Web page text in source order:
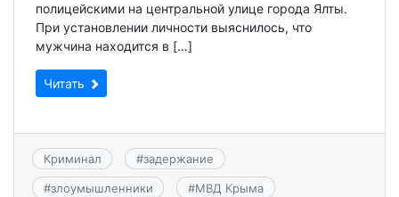
полицейскими на центральной улице города Ялты.
При установлении личности выяснилось, что
мужчина находится в […]
Читать
Криминал #задержание
#злоумышленники #МВД Крыма